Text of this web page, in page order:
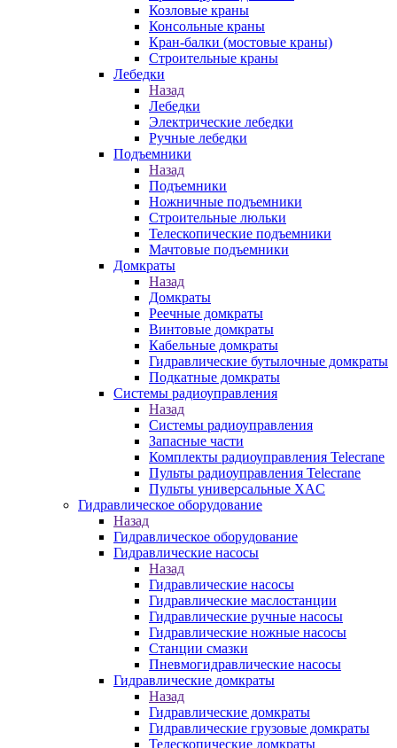
Козловые краны
Консольные краны
Кран-балки (мостовые краны)
Строительные краны
Лебедки
Назад
Лебедки
Электрические лебедки
Ручные лебедки
Подъемники
Назад
Подъемники
Ножничные подъемники
Строительные люльки
Телескопические подъемники
Мачтовые подъемники
Домкраты
Назад
Домкраты
Реечные домкраты
Винтовые домкраты
Кабельные домкраты
Гидравлические бутылочные домкраты
Подкатные домкраты
Системы радиоуправления
Назад
Системы радиоуправления
Запасные части
Комплекты радиоуправления Telecrane
Пульты радиоуправления Telecrane
Пульты универсальные XAC
Гидравлическое оборудование
Назад
Гидравлическое оборудование
Гидравлические насосы
Назад
Гидравлические насосы
Гидравлические маслостанции
Гидравлические ручные насосы
Гидравлические ножные насосы
Станции смазки
Пневмогидравлические насосы
Гидравлические домкраты
Назад
Гидравлические домкраты
Гидравлические грузовые домкраты
Телескопические домкраты